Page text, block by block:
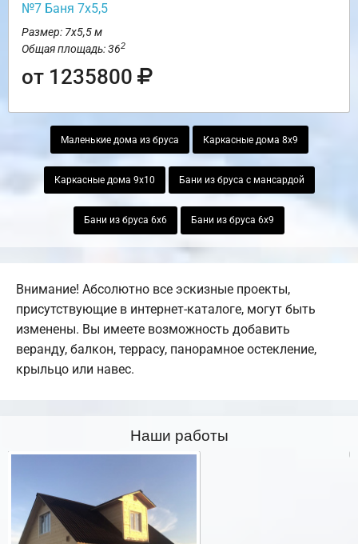
№7 Баня 7х5,5
Размер: 7х5,5 м
Общая площадь: 362
от 1235800
Маленькие дома из бруса Каркасные дома 8х9
Каркасные дома 9х10 Бани из бруса с мансардой
Бани из бруса 6х6 Бани из бруса 6х9
Внимание! Абсолютно все эскизные проекты,
присутствующие в интернет-каталоге, могут быть
изменены. Вы имеете возможность добавить
веранду, балкон, террасу, панорамное остекление,
крыльцо или навес.
Наши работы